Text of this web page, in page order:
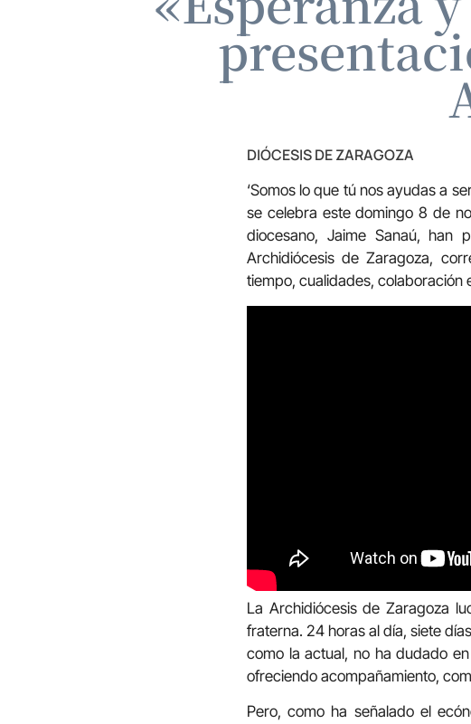
DIÓCESIS DE ZARAGOZA
‘Somos lo que tú nos ayudas a
se celebra este domingo 8 de
diocesano, Jaime Sanaú,
Archidiócesis de Zaragoza,
tiempo, cualidades, colaboración
La Archidiócesis de Zaragoza
fraterna. 24 horas al día, siete
como la actual, no ha dudado
ofreciendo acompañamiento,
Pero, como ha señalado el